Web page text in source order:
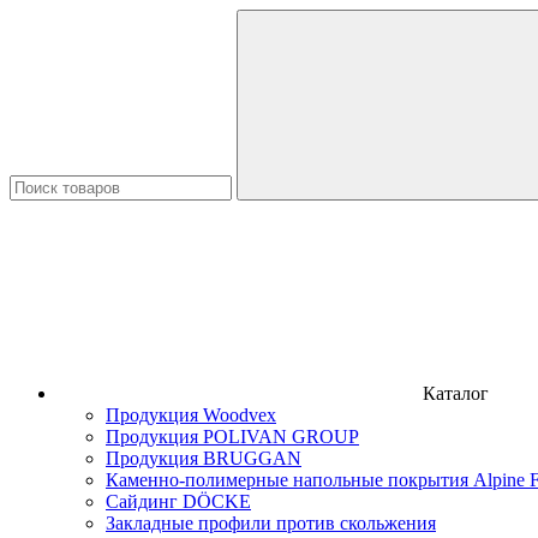
Каталог
Продукция Woodvex
Продукция POLIVAN GROUP
Продукция BRUGGAN
Каменно-полимерные напольные покрытия Alpine
Сайдинг DÖCKE
Закладные профили против скольжения